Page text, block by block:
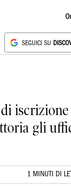
SEGUICI SU
iscrizione
gli
1 MINUTI DI